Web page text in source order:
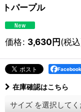
トパープル
価格: 3,630円(税
在庫確認はこちら
サイズ を選択して